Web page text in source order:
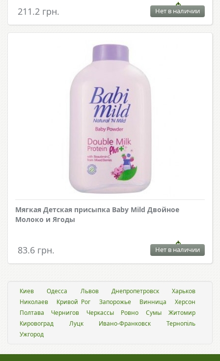
211.2 грн. Нет в наличии
Мягкая Детская присыпка Baby Mild Двойное
Молоко и Ягоды
83.6 грн. Нет в наличии
Киев Одесса Львов Днепропетровск
Харьков
Николаев
Кривой Рог Запорожье Винница
Херсон
Полтава
Чернигов Черкассы Ровно Сумы
Житомир
Кировоград
Луцк Ивано-Франковск
Тернопіль
Ужгород